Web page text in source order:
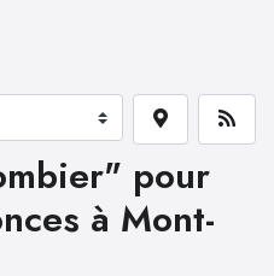
pour
à Mont-